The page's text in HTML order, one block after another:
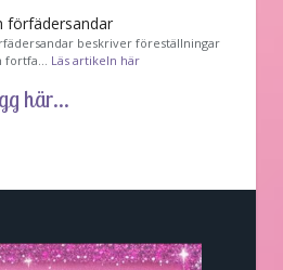
förfädersandar
beskriver föreställningar
fortfa… Läs artikeln här
här...